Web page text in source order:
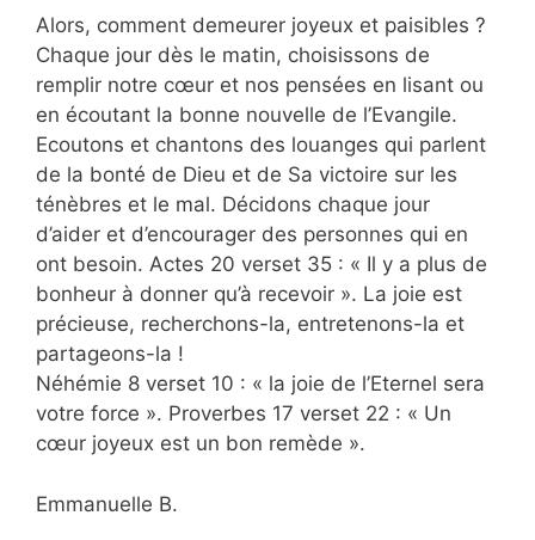
Alors, comment demeurer joyeux et paisibles ?
Chaque jour dès le matin, choisissons de
remplir notre cœur et nos pensées en lisant ou
en écoutant la bonne nouvelle de l’Evangile.
Ecoutons et chantons des louanges qui parlent
de la bonté de Dieu et de Sa victoire sur les
ténèbres et le mal. Décidons chaque jour
d’aider et d’encourager des personnes qui en
ont besoin. Actes 20 verset 35 : « Il y a plus de
bonheur à donner qu’à recevoir ». La joie est
précieuse, recherchons-la, entretenons-la et
partageons-la !
Néhémie 8 verset 10 : « la joie de l’Eternel sera
votre force ». Proverbes 17 verset 22 : « Un
cœur joyeux est un bon remède ».
Emmanuelle B.